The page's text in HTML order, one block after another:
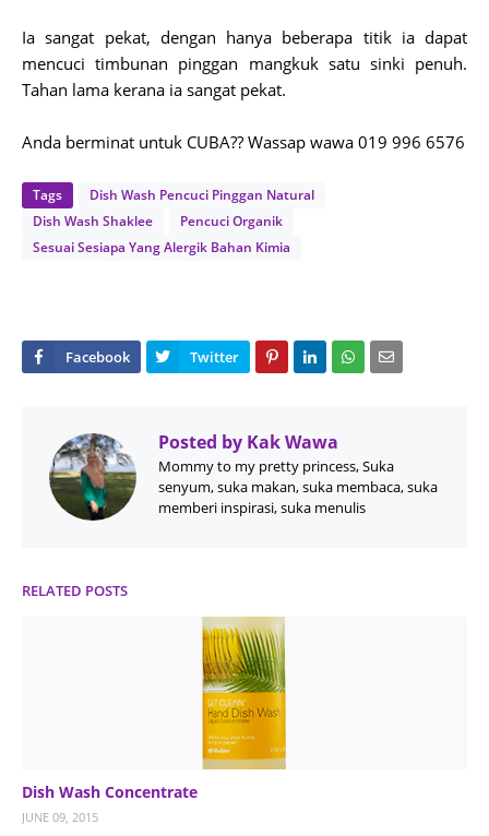
Ia sangat pekat, dengan hanya beberapa titik ia dapat
mencuci timbunan pinggan mangkuk satu sinki penuh.
Tahan lama kerana ia sangat pekat.
Anda berminat untuk CUBA?? Wassap wawa 019 996 6576
Tags
Dish Wash Pencuci Pinggan Natural
Dish Wash Shaklee
Pencuci Organik
Sesuai Sesiapa Yang Alergik Bahan Kimia
Posted by Kak Wawa
Mommy to my pretty princess, Suka
senyum, suka makan, suka membaca, suka
memberi inspirasi, suka menulis
RELATED POSTS
Dish Wash Concentrate
JUNE 09, 2015